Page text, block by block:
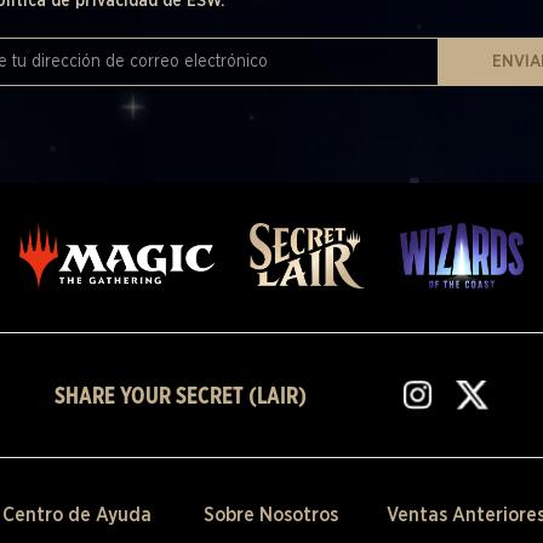
SHARE YOUR SECRET (LAIR)
Centro de Ayuda Sobre Nosotros Ventas